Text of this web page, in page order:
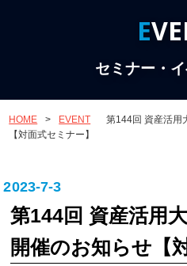
セミナー・
HOME > EVENT
第144回 資産活用
【対面式セミナー】
2023-7-3
第144回 資産活用
開催のお知らせ【